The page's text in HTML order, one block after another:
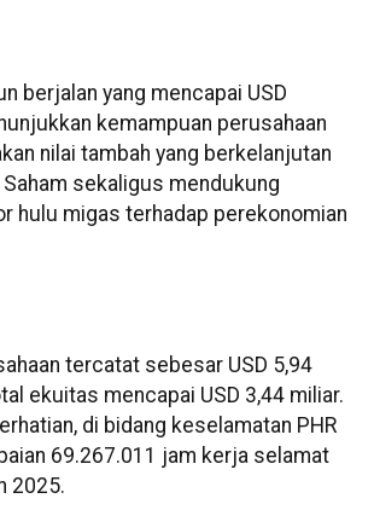
berjalan yang mencapai USD
kemampuan perusahaan
nilai tambah yang berkelanjutan
sekaligus mendukung
hulu migas terhadap perekonomian
tercatat sebesar USD 5,94
ekuitas mencapai USD 3,44 miliar.
di bidang keselamatan PHR
69.267.011 jam kerja selamat
2025.